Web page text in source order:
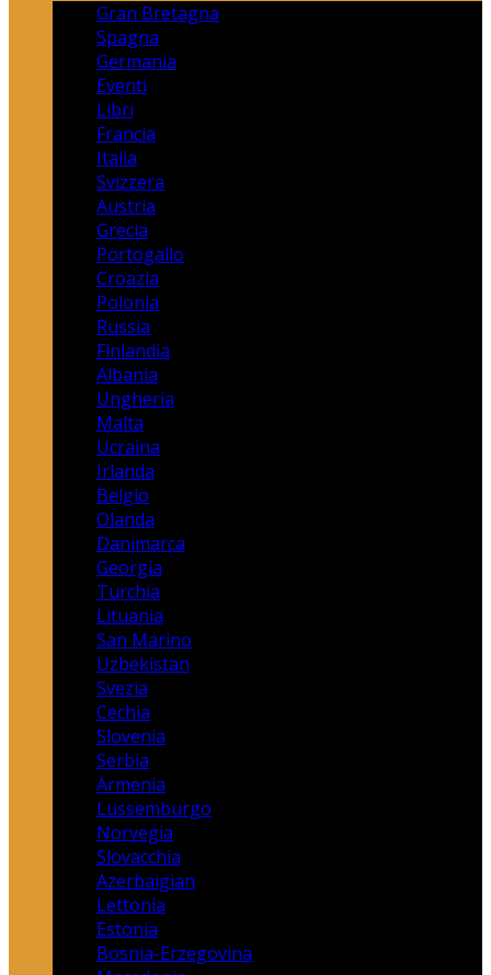
Gran Bretagna
Spagna
Germania
Eventi
Libri
Francia
Italia
Svizzera
Austria
Grecia
Portogallo
Croazia
Polonia
Russia
Finlandia
Albania
Ungheria
Malta
Ucraina
Irlanda
Belgio
Olanda
Danimarca
Georgia
Turchia
Lituania
San Marino
Uzbekistan
Svezia
Cechia
Slovenia
Serbia
Armenia
Lussemburgo
Norvegia
Slovacchia
Azerbaigian
Lettonia
Estonia
Bosnia-Erzegovina